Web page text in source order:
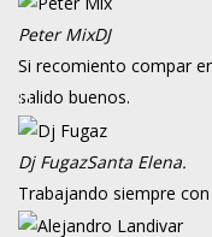
Peter MixDJ
Si recomiento compar
salido buenos.
Dj FugazSanta Elena.
Trabajando siempre